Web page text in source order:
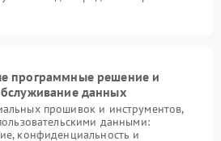
программные решение и
данных
прошивок и инструментов,
данными:
конфиденциальность и